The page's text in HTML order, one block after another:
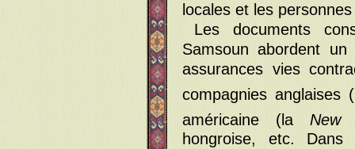
locales et les
Les documents
Samsoun abordent
assurances vies
compagnies anglaises (
américaine (la New
hongroise, etc.